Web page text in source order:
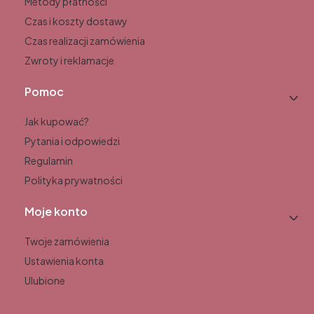
Czas i koszty dostawy
Czas realizacji zamówienia
Zwroty i reklamacje
Pomoc
Jak kupować?
Pytania i odpowiedzi
Regulamin
Polityka prywatności
Moje konto
Twoje zamówienia
Ustawienia konta
Ulubione